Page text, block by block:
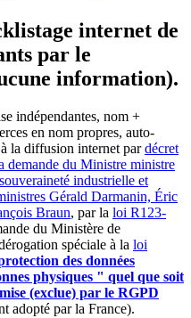
internet de
par le
information).
indépendantes, nom +
en nom propres, auto-
la diffusion internet pardécret
demande du Ministre ministre
industrielle et
Gérald Darmanin, Éric
Braun, par la loi R123-
du Ministère de
spéciale à la loi
des données
physiques " quel que soit
(exclue) par le RGPD
adopté par la France).